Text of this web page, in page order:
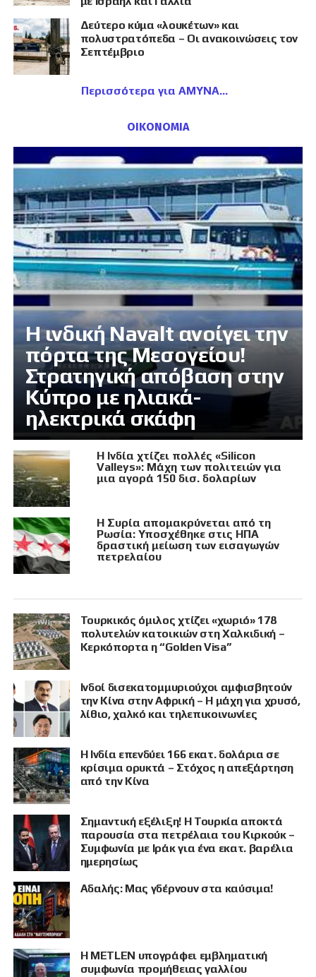
Δεύτερο κύμα «λουκέτων» και
πολυστρατόπεδα – Οι ανακοινώσεις τον
Σεπτέμβριο
Περισσότερα για ΑΜΥΝΑ
ΟΙΚΟΝΟΜΙΑ
Η ινδική Navalt ανοίγει την
πόρτα της Μεσογείου!
Στρατηγική απόβαση στην
Κύπρο με ηλιακά-
ηλεκτρικά σκάφη
Η Ινδία χτίζει πολλές «Silicon
Valleys»: Μάχη των πολιτειών για
μια αγορά 150 δισ. δολαρίων
Η Συρία απομακρύνεται από τη
Ρωσία: Υποσχέθηκε στις ΗΠΑ
δραστική μείωση των εισαγωγών
πετρελαίου
Τουρκικός όμιλος χτίζει «χωριό» 178
πολυτελών κατοικιών στη Χαλκιδική –
Κερκόπορτα η “Golden Visa”
Ινδοί δισεκατομμυριούχοι αμφισβητούν
την Κίνα στην Αφρική – Η μάχη για χρυσό,
λίθιο, χαλκό και τηλεπικοινωνίες
Η Ινδία επενδύει 166 εκατ. δολάρια σε
κρίσιμα ορυκτά – Στόχος η απεξάρτηση
από την Κίνα
Σημαντική εξέλιξη! Η Τουρκία αποκτά
παρουσία στα πετρέλαια του Κιρκούκ –
Συμφωνία με Ιράκ για ένα εκατ. βαρέλια
ημερησίως
Αδαλής: Μας γδέρνουν στα καύσιμα!
Η METLEN υπογράφει εμβληματική
συμφωνία προμήθειας γαλλίου